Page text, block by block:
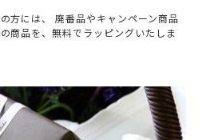
方には、 廃番品やキャンペーン商品
商品を、無料でラッピングいたしま